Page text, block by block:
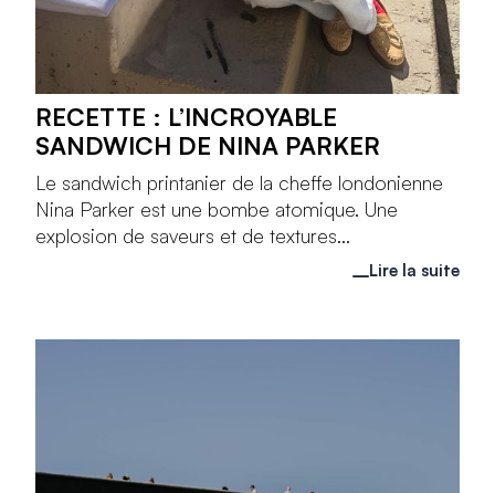
RECETTE : L’INCROYABLE
SANDWICH DE NINA PARKER
Le sandwich printanier de la cheffe londonienne
Nina Parker est une bombe atomique. Une
explosion de saveurs et de textures...
Lire la suite